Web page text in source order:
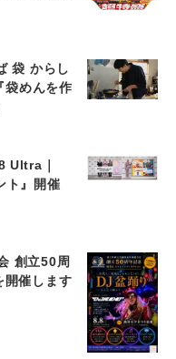
袋 からし
袋めんを作
Ultra｜
ト』開催
創立50周
開催します